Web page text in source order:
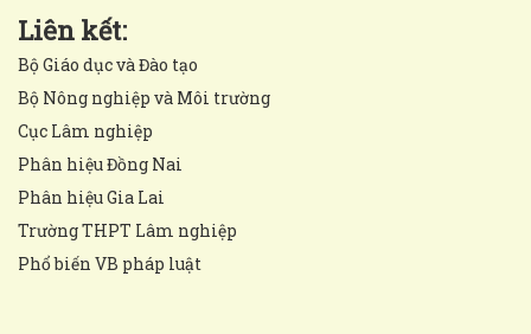
Liên kết:
Bộ Giáo dục và Đào tạo
Bộ Nông nghiệp và Môi trường
Cục Lâm nghiệp
Phân hiệu Đồng Nai
Phân hiệu Gia Lai
Trường THPT Lâm nghiệp
Phổ biến VB pháp luật